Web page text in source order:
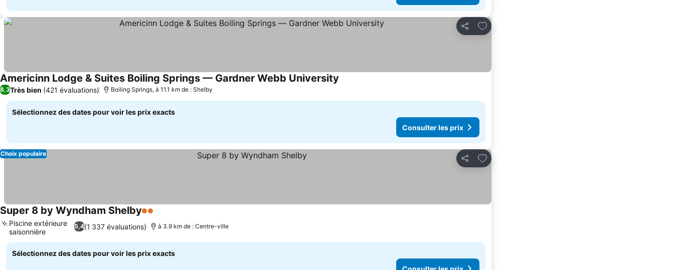
Partager
Ajouter à mes favoris
Americinn Lodge & Suites Boiling Springs — Gardner Webb University
8,3Très bien (421 évaluations) Boiling Springs, à 11.1 km de : Shelby
Sélectionnez des dates pour voir les prix exacts
Consulter les prix
Partager
Ajouter à mes favoris
Choix populaire
Super 8 by Wyndham Shelby2 Étoiles
5,4(1 337 évaluations)
Piscine extérieure
saisonnière
à 3.9 km de : Centre-ville
Sélectionnez des dates pour voir les prix exacts